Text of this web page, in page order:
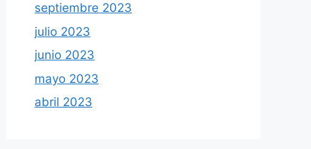
septiembre 2023
julio 2023
junio 2023
mayo 2023
abril 2023